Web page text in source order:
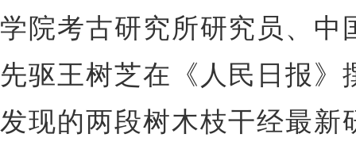
学院考古研究所研究员、中
先驱王树芝在《人民日报》
发现的两段树木枝干经最新